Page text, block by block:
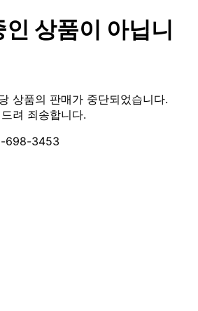
상품이 아닙니
상품의 판매가 중단되었습니다.
려 죄송합니다.
698-3453